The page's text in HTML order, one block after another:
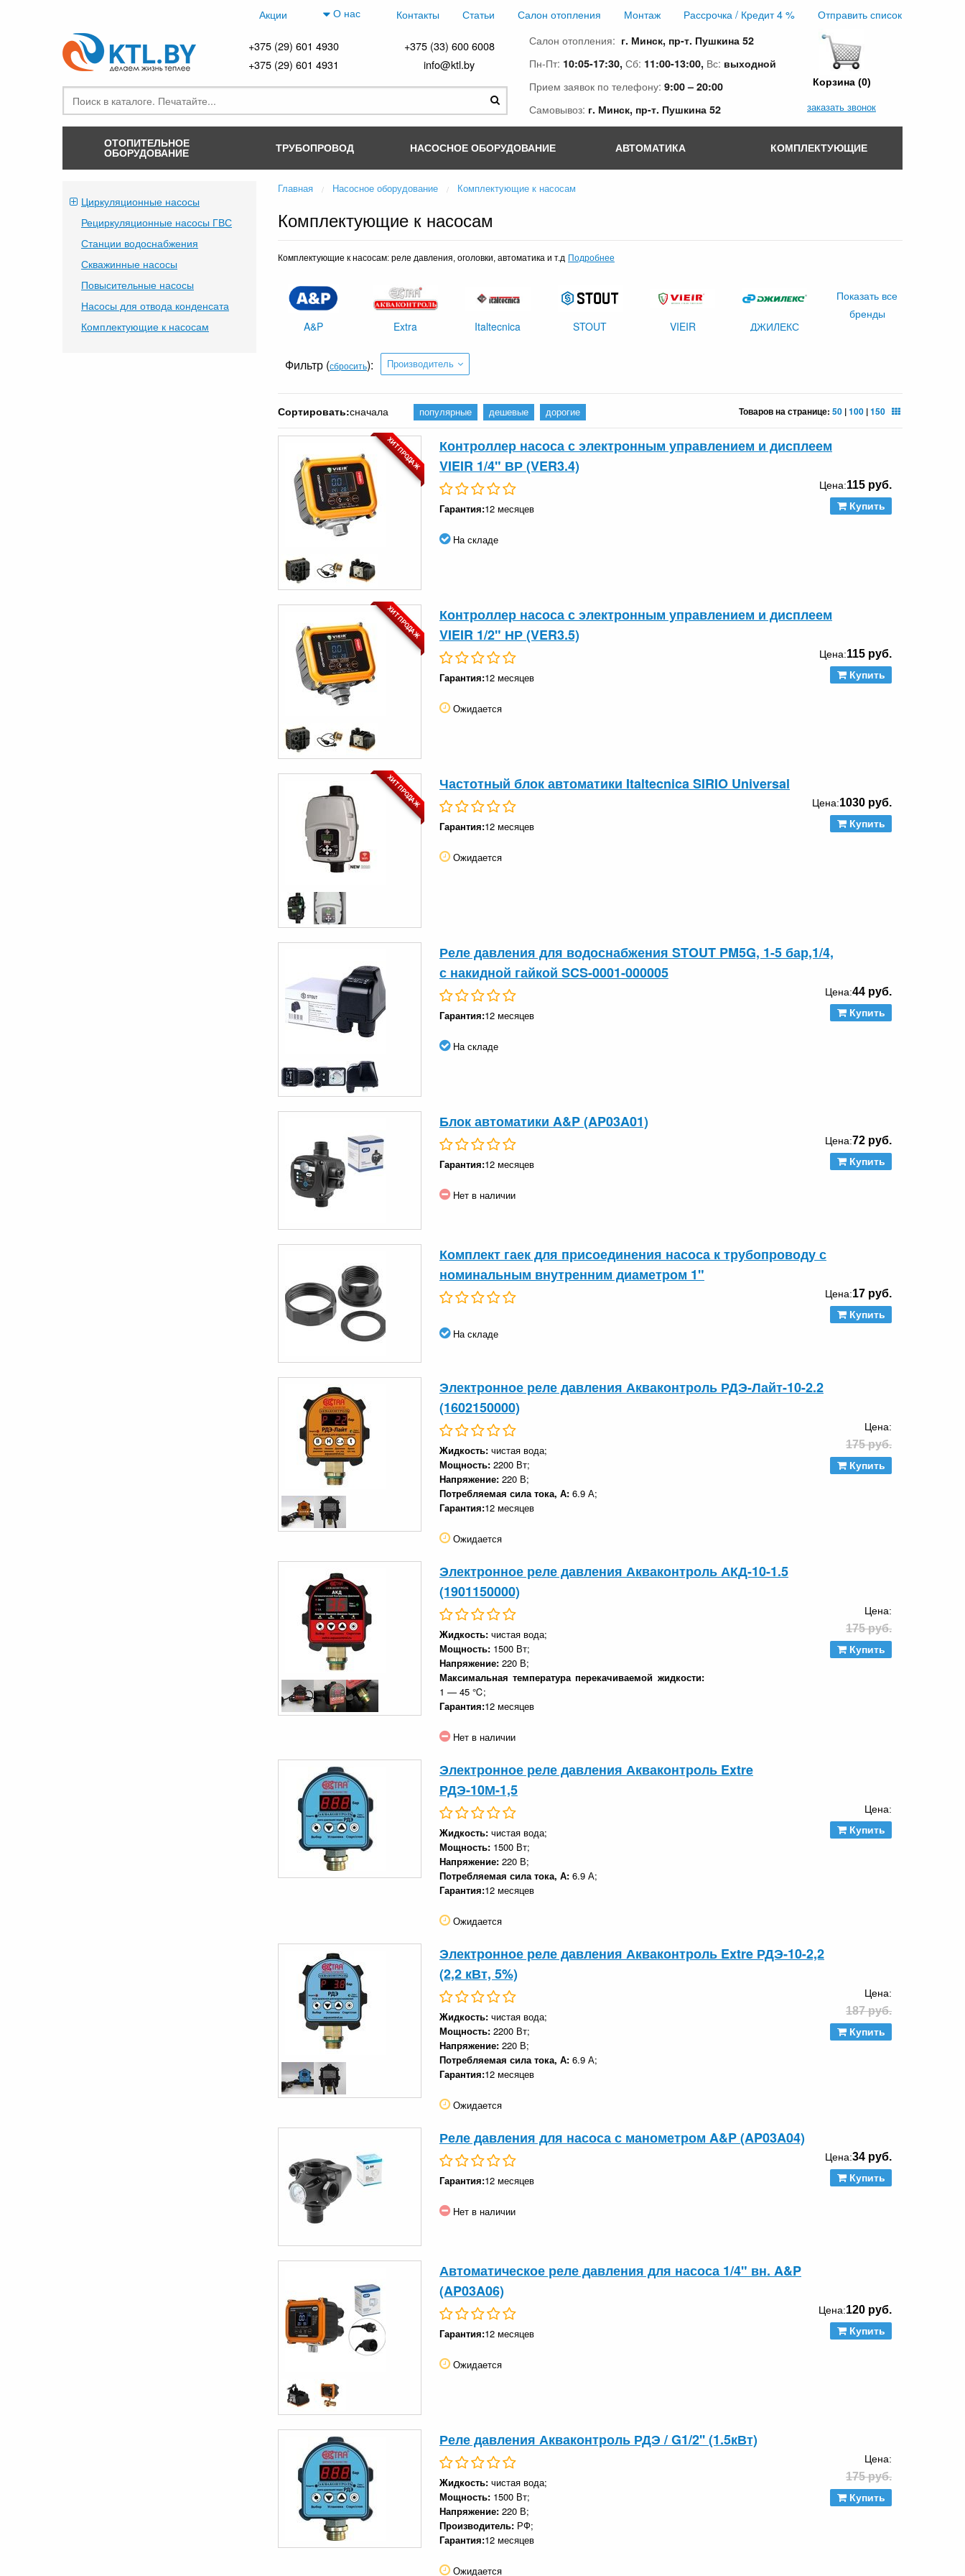
Акции О нас Контакты Статьи Салон отопления Монтаж Рассрочка / Кредит 4 % Отправить список
+375 (29) 601 4930
+375 (33) 600 6008
+375 (29) 601 4931
info@ktl.by
Салон отопления: г. Минск, пр-т. Пушкина 52
Пн-Пт: 10:05-17:30, Сб: 11:00-13:00, Вс: выходной
Прием заявок по телефону: 9:00 – 20:00
Самовывоз: г. Минск, пр-т. Пушкина 52
Корзина (0)
заказать звонок
ОТОПИТЕЛЬНОЕ
ОБОРУДОВАНИЕ ТРУБОПРОВОД НАСОСНОЕ ОБОРУДОВАНИЕ АВТОМАТИКА КОМПЛЕКТУЮЩИЕ
Циркуляционные насосы
Рециркуляционные насосы ГВС
Станции водоснабжения
Скважинные насосы
Повысительные насосы
Насосы для отвода конденсата
Комплектующие к насосам
Главная Насосное оборудование Комплектующие к насосам
Комплектующие к насосам
Комплектующие к насосам: реле давления, оголовки, автоматика и т.д Подробнее
A&P Extra Italtecnica STOUT VIEIR ДЖИЛЕКС
Показать все
бренды
Фильтр (сбросить): Производитель
Товаров на странице: 50 |100 |150
Сортировать:сначала популярные дешевые дорогие
ХИТ ПРОДАЖ
Контроллер насоса с электронным управлением и дисплеем
VIEIR 1/4" ВР (VER3.4)
Гарантия:12 месяцев
На складе
Цена:115 руб.
Купить
ХИТ ПРОДАЖ
Контроллер насоса с электронным управлением и дисплеем
VIEIR 1/2" НР (VER3.5)
Гарантия:12 месяцев
Ожидается
Цена:115 руб.
Купить
ХИТ ПРОДАЖ Частотный блок автоматики Italtecnica SIRIO Universal
Гарантия:12 месяцев
Ожидается
Цена:1030 руб.
Купить
Реле давления для водоснабжения STOUT PM5G, 1-5 бар,1/4,
с накидной гайкой SCS-0001-000005
Гарантия:12 месяцев
На складе
Цена:44 руб.
Купить
Блок автоматики A&P (AP03A01)
Гарантия:12 месяцев
Нет в наличии
Цена:72 руб.
Купить
Комплект гаек для присоединения насоса к трубопроводу с
номинальным внутренним диаметром 1"
На складе
Цена:17 руб.
Купить
Электронное реле давления Акваконтроль РДЭ-Лайт-10-2.2
(1602150000)
Жидкость: чистая вода;
Мощность: 2200 Вт;
Напряжение: 220 В;
Потребляемая сила тока, А: 6.9 А;
Гарантия:12 месяцев
Ожидается
Цена:
175 руб.
Купить
Электронное реле давления Акваконтроль АКД-10-1.5
(1901150000)
Жидкость: чистая вода;
Мощность: 1500 Вт;
Напряжение: 220 В;
Максимальная температура перекачиваемой жидкости:
1 — 45 ℃;
Гарантия:12 месяцев
Нет в наличии
Цена:
175 руб.
Купить
Электронное реле давления Акваконтроль Extre
РДЭ-10М-1,5
Жидкость: чистая вода;
Мощность: 1500 Вт;
Напряжение: 220 В;
Потребляемая сила тока, А: 6.9 А;
Гарантия:12 месяцев
Ожидается
Цена:
Купить
Электронное реле давления Акваконтроль Extre РДЭ-10-2,2
(2,2 кВт, 5%)
Жидкость: чистая вода;
Мощность: 2200 Вт;
Напряжение: 220 В;
Потребляемая сила тока, А: 6.9 А;
Гарантия:12 месяцев
Ожидается
Цена:
187 руб.
Купить
Реле давления для насоса с манометром A&P (AP03A04)
Гарантия:12 месяцев
Нет в наличии
Цена:34 руб.
Купить
Автоматическое реле давления для насоса 1/4" вн. A&P
(AP03A06)
Гарантия:12 месяцев
Ожидается
Цена:120 руб.
Купить
Реле давления Акваконтроль РДЭ / G1/2'' (1.5кВт)
Жидкость: чистая вода;
Мощность: 1500 Вт;
Напряжение: 220 В;
Производитель: РФ;
Гарантия:12 месяцев
Ожидается
Цена:
175 руб.
Купить